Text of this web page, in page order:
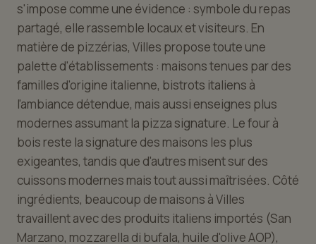
s'impose comme une évidence : symbole du repas
partagé, elle rassemble locaux et visiteurs. En
matière de pizzérias, Villes propose toute une
palette d'établissements : maisons tenues par des
familles d'origine italienne, bistrots italiens à
l'ambiance détendue, mais aussi enseignes plus
modernes assumant la pizza signature. Le four à
bois reste la signature des maisons les plus
exigeantes, tandis que d'autres misent sur des
cuissons modernes mais tout aussi maîtrisées. Côté
ingrédients, beaucoup de maisons à Villes
travaillent avec des produits italiens importés (San
Marzano, mozzarella di bufala, huile d'olive AOP),